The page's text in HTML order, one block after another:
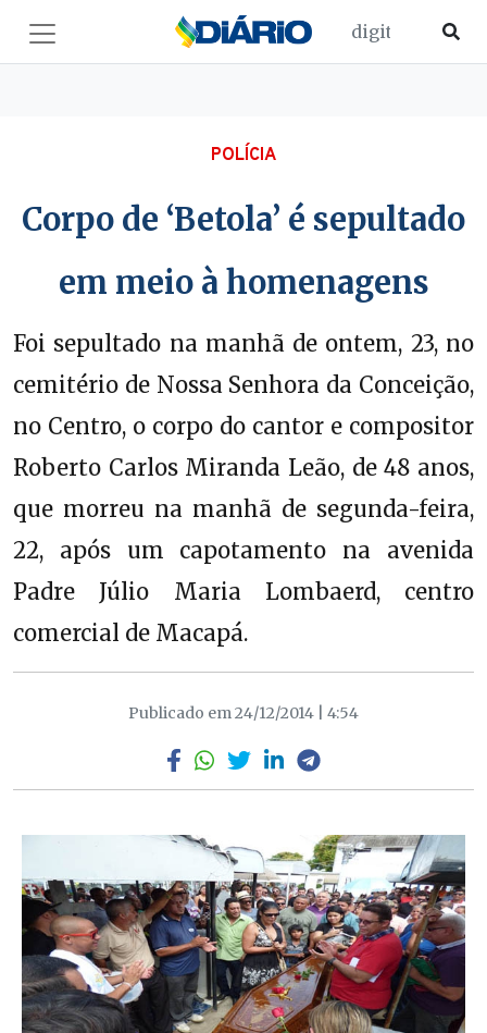
POLÍCIA
Corpo de ‘Betola’ é sepultado
em meio à homenagens
Foi sepultado na manhã de ontem, 23, no
cemitério de Nossa Senhora da Conceição,
no Centro, o corpo do cantor e compositor
Roberto Carlos Miranda Leão, de 48 anos,
que morreu na manhã de segunda-feira,
22, após um capotamento na avenida
Padre Júlio Maria Lombaerd, centro
comercial de Macapá.
Publicado em 24/12/2014 | 4:54